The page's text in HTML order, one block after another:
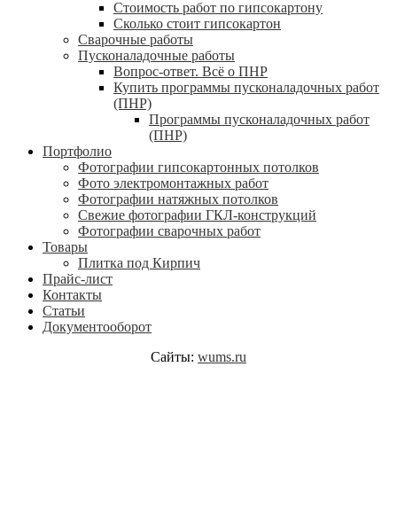
Стоимость работ по гипсокартону
Сколько стоит гипсокартон
Сварочные работы
Пусконаладочные работы
Вопрос-ответ. Всё о ПНР
Купить программы пусконаладочных работ
(ПНР)
Программы пусконаладочных работ
(ПНР)
Портфолио
Фотографии гипсокартонных потолков
Фото электромонтажных работ
Фотографии натяжных потолков
Свежие фотографии ГКЛ-конструкций
Фотографии сварочных работ
Товары
Плитка под Кирпич
Прайс-лист
Контакты
Статьи
Документооборот
Сайты: wums.ru